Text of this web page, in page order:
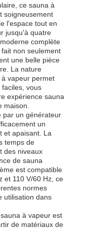
ce sauna à
soigneusement
l'espace tout en
jusqu'à quatre
complète
non seulement
une belle pièce
La nature
vapeur permet
vous
expérience sauna
maison.
par un générateur
un
et apaisant. La
temps de
des niveaux
de sauna
est compatible
et 110 V/60 Hz, ce
normes
utilisation dans
à vapeur est
de matériaux de